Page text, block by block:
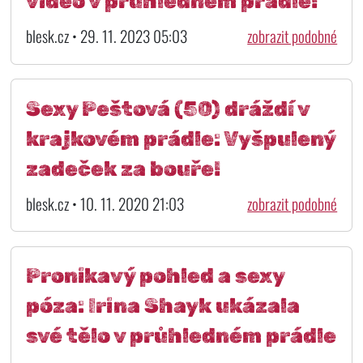
blesk.cz • 29. 11. 2023 05:03 zobrazit podobné
Sexy Peštová (50) dráždí v
krajkovém prádle: Vyšpulený
zadeček za bouře!
blesk.cz • 10. 11. 2020 21:03 zobrazit podobné
Pronikavý pohled a sexy
póza: Irina Shayk ukázala
své tělo v průhledném prádle